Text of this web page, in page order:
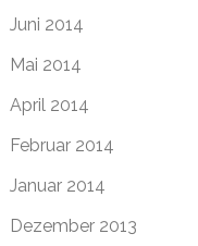
Juni 2014
Mai 2014
April 2014
Februar 2014
Januar 2014
Dezember 2013